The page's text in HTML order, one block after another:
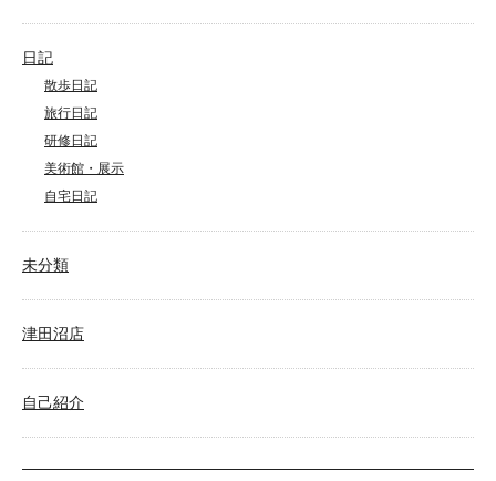
日記
散歩日記
旅行日記
研修日記
美術館・展示
自宅日記
未分類
津田沼店
自己紹介